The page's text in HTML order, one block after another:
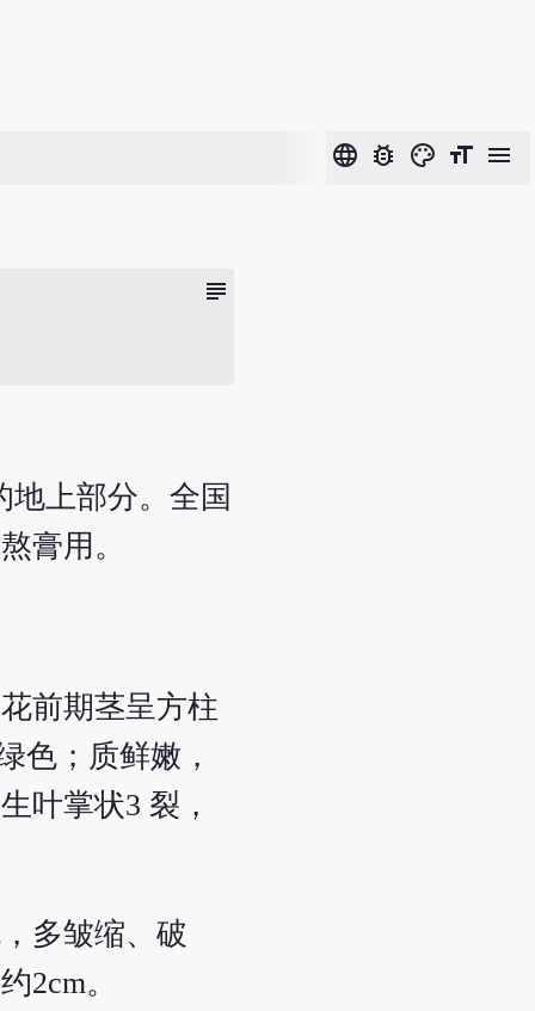
language bug_report color_lens format_size menu
subject
地上部分。全国
膏用。
前期茎呈方柱
色；质鲜嫩，
叶掌状3 裂，
多皱缩、破
2cm。